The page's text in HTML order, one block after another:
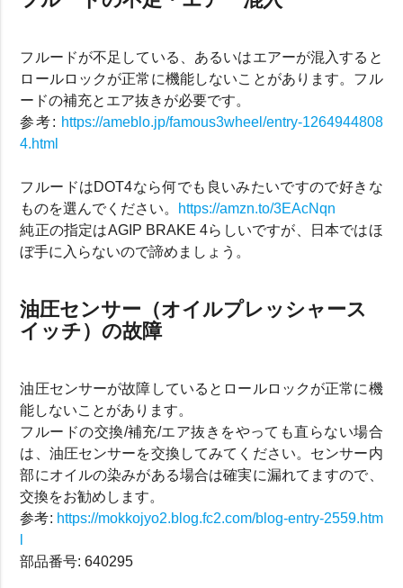
フルードが不足している、あるいはエアーが混入すると
ロールロックが正常に機能しないことがあります。フル
ードの補充とエア抜きが必要です。
参考: https://ameblo.jp/famous3wheel/entry-1264944808
4.html
フルードはDOT4なら何でも良いみたいですので好きな
ものを選んでください。 https://amzn.to/3EAcNqn
純正の指定はAGIP BRAKE 4らしいですが、日本ではほ
ぼ手に入らないので諦めましょう。
油圧センサー（オイルプレッシャース
イッチ）の故障
油圧センサーが故障しているとロールロックが正常に機
能しないことがあります。
フルードの交換/補充/エア抜きをやっても直らない場合
は、油圧センサーを交換してみてください。センサー内
部にオイルの染みがある場合は確実に漏れてますので、
交換をお勧めします。
参考: https://mokkojyo2.blog.fc2.com/blog-entry-2559.htm
部品番号: 640295